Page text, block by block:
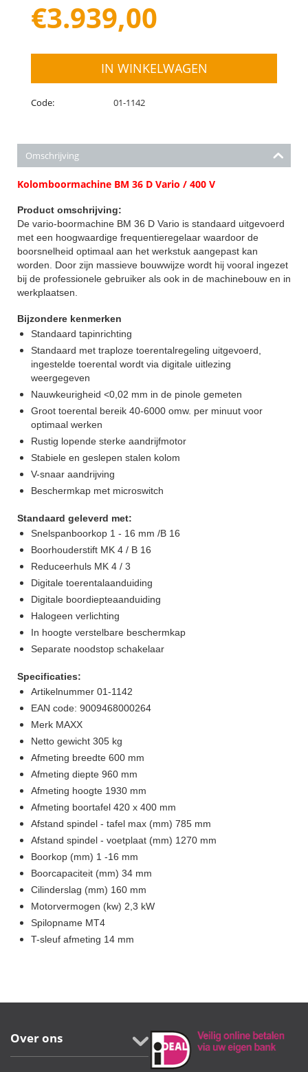
€3.939,00
IN WINKELWAGEN
Code: 01-1142
Omschrijving
Kolomboormachine BM 36 D Vario / 400 V
Product omschrijving:
De vario-boormachine BM 36 D Vario is standaard uitgevoerd
met een hoogwaardige frequentieregelaar waardoor de
boorsnelheid optimaal aan het werkstuk aangepast kan
worden. Door zijn massieve bouwwijze wordt hij vooral ingezet
bij de professionele gebruiker als ook in de machinebouw en in
werkplaatsen.
Bijzondere kenmerken
Standaard tapinrichting
Standaard met traploze toerentalregeling uitgevoerd,
ingestelde toerental wordt via digitale uitlezing
weergegeven
Nauwkeurigheid <0,02 mm in de pinole gemeten
Groot toerental bereik 40-6000 omw. per minuut voor
optimaal werken
Rustig lopende sterke aandrijfmotor
Stabiele en geslepen stalen kolom
V-snaar aandrijving
Beschermkap met microswitch
Standaard geleverd met:
Snelspanboorkop 1 - 16 mm /B 16
Boorhouderstift MK 4 / B 16
Reduceerhuls MK 4 / 3
Digitale toerentalaanduiding
Digitale boordiepteaanduiding
Halogeen verlichting
In hoogte verstelbare beschermkap
Separate noodstop schakelaar
Specificaties:
Artikelnummer 01-1142
EAN code: 9009468000264
Merk MAXX
Netto gewicht 305 kg
Afmeting breedte 600 mm
Afmeting diepte 960 mm
Afmeting hoogte 1930 mm
Afmeting boortafel 420 x 400 mm
Afstand spindel - tafel max (mm) 785 mm
Afstand spindel - voetplaat (mm) 1270 mm
Boorkop (mm) 1 -16 mm
Boorcapaciteit (mm) 34 mm
Cilinderslag (mm) 160 mm
Motorvermogen (kw) 2,3 kW
Spilopname MT4
T-sleuf afmeting 14 mm
Over ons